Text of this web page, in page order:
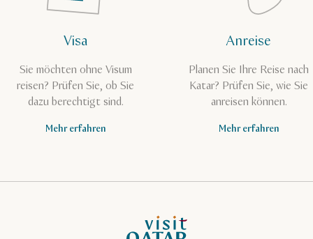
Visa
Sie möchten ohne Visum
reisen? Prüfen Sie, ob Sie
dazu berechtigt sind.
Mehr erfahren
Anreise
Planen Sie Ihre Reise nach
Katar? Prüfen Sie, wie Sie
anreisen können.
Mehr erfahren
VisitQatar Homepage